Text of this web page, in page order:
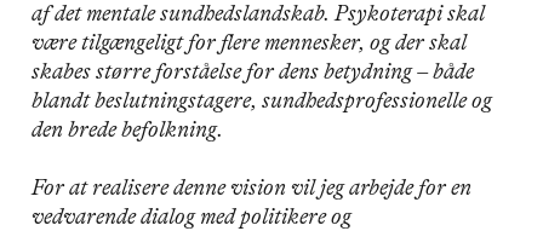
af det mentale sundhedslandskab. Psykoterapi skal
være tilgængeligt for flere mennesker, og der skal
skabes større forståelse for dens betydning – både
blandt beslutningstagere, sundhedsprofessionelle og
den brede befolkning.
For at realisere denne vision vil jeg arbejde for en
vedvarende dialog med politikere og